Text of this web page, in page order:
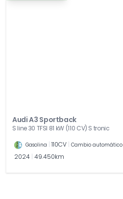
Audi A3 Sportback
S line 30 TFSI 81 kW (110 CV) S tronic
Gasolina 110CV Cambio automático
2024 49.450km